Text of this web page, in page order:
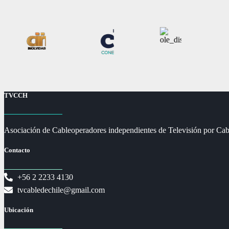
TVCCH
Asociación de Cableoperadores independientes de Televisión por
Contacto
+56 2 2233 4130
tvcabledechile@gmail.com
Ubicación